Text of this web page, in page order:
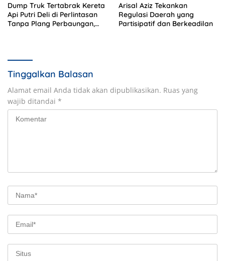
Dump Truk Tertabrak Kereta
Api Putri Deli di Perlintasan
Tanpa Plang Perbaungan,
Arisal Aziz Tekankan
Regulasi Daerah yang
Partisipatif dan Berkeadilan
Tinggalkan Balasan
Alamat email Anda tidak akan dipublikasikan. Ruas yang
wajib ditandai *